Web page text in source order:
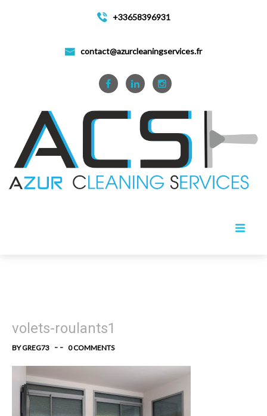
+33658396931
contact@azurcleaningservices.fr
volets-roulants1
BY GREG73 - - 0 COMMENTS